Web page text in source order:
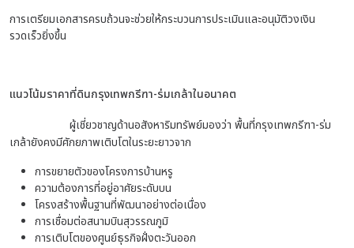
การเตรียมเอกสารครบถ้วนจะช่วยให้กระบวนการประเมินและอนุมัติวงเงิน
รวดเร็วยิ่งขึ้น
แนวโน้มราคาที่ดินกรุงเทพกรีฑา-ร่มเกล้าในอนาคต
ผู้เชี่ยวชาญด้านอสังหาริมทรัพย์มองว่า พื้นที่กรุงเทพกรีฑา-ร่ม
เกล้ายังคงมีศักยภาพเติบโตในระยะยาวจาก
การขยายตัวของโครงการบ้านหรู
ความต้องการที่อยู่อาศัยระดับบน
โครงสร้างพื้นฐานที่พัฒนาอย่างต่อเนื่อง
การเชื่อมต่อสนามบินสุวรรณภูมิ
การเติบโตของศูนย์ธุรกิจฝั่งตะวันออก